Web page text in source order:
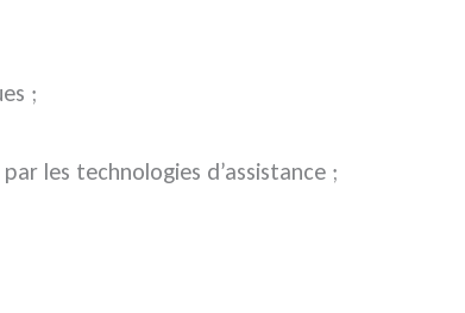
;
les technologies d’assistance ;